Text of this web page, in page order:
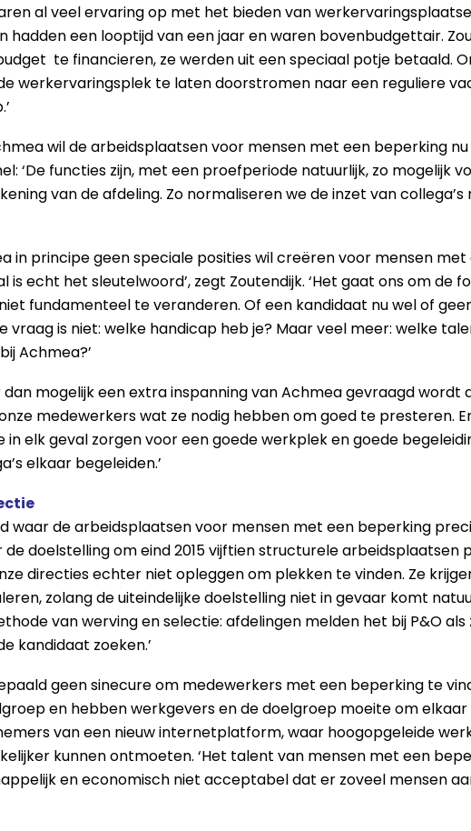
al veel ervaring op met het bieden van
hadden een looptijd van een jaar en waren bovenbudgettair.
te financieren, ze werden uit een speciaal potje betaald.
werkervaringsplek te laten doorstromen naar een reguliere
wil de arbeidsplaatsen voor mensen met een beperking
‘De functies zijn, met een proefperiode natuurlijk, zo mogelijk
van de afdeling. Zo normaliseren we de inzet van collega’s
in principe geen speciale posities wil creëren voor mensen
is echt het sleutelwoord’, zegt Zoutendijk. ‘Het gaat ons om de
fundamenteel te veranderen. Of een kandidaat nu wel of
vraag is niet: welke handicap heb je? Maar veel meer: welke
Achmea?’
mogelijk een extra inspanning van Achmea gevraagd wordt
onze medewerkers wat ze nodig hebben om goed te presteren.
elk geval zorgen voor een goede werkplek en goede
elkaar begeleiden.’
waar de arbeidsplaatsen voor mensen met een beperking
de doelstelling om eind 2015 vijftien structurele arbeidsplaatsen
directies echter niet opleggen om plekken te vinden. Ze
zolang de uiteindelijke doelstelling niet in gevaar komt
van werving en selectie: afdelingen melden het bij P&O
kandidaat zoeken.’
geen sinecure om medewerkers met een beperking te
en hebben werkgevers en de doelgroep moeite om elkaar
van een nieuw internetplatform, waar hoogopgeleide
kunnen ontmoeten. ‘Het talent van mensen met een
en economisch niet acceptabel dat er zoveel mensen